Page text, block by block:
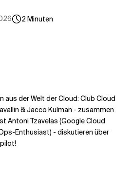
2 Minuten
aus der Welt der Cloud: Club Cloud
& Jacco Kulman - zusammen
Antoni Tzavelas (Google Cloud
Enthusiast) - diskutieren über